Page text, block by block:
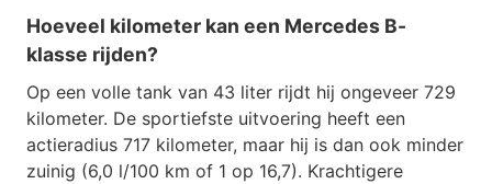
Hoeveel kilometer kan een Mercedes B-
klasse rijden?
Op een volle tank van 43 liter rijdt hij ongeveer 729
kilometer. De sportiefste uitvoering heeft een
actieradius 717 kilometer, maar hij is dan ook minder
zuinig (6,0 l/100 km of 1 op 16,7). Krachtigere